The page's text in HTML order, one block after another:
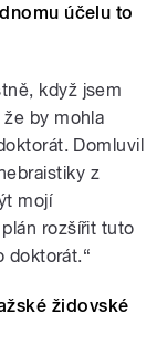
účelu to
když jsem
by mohla
Domluvil
z
mojí
rozšířit tuto
doktorát.“
židovské